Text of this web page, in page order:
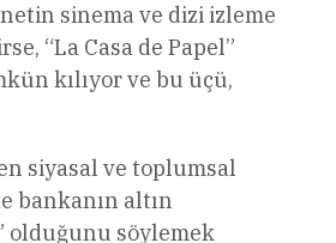
sinema ve dizi izleme
“La Casa de Papel”
kılıyor ve bu üçü,
siyasal ve toplumsal
bankanın altın
olduğunu söylemek